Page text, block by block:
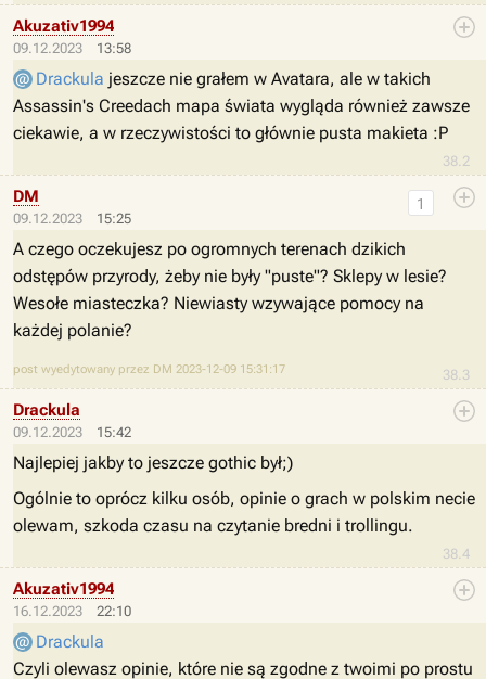
09.12.2023 13:58
38.2
Akuzativ1994
Drackula jeszcze nie grałem w Avatara, ale w takich
Assassin's Creedach mapa świata wygląda również zawsze
ciekawie, a w rzeczywistości to głównie pusta makieta :P
09.12.2023 15:25
38.3
1
DM
A czego oczekujesz po ogromnych terenach dzikich
odstępów przyrody, żeby nie były "puste"? Sklepy w lesie?
Wesołe miasteczka? Niewiasty wzywające pomocy na
każdej polanie?
post wyedytowany przez DM 2023-12-09 15:31:17
09.12.2023 15:42
38.4
Drackula
Najlepiej jakby to jeszcze gothic był;)
Ogólnie to oprócz kilku osób, opinie o grach w polskim necie
olewam, szkoda czasu na czytanie bredni i trollingu.
16.12.2023 22:10
Akuzativ1994
Drackula
Czyli olewasz opinie, które nie są zgodne z twoimi po prostu